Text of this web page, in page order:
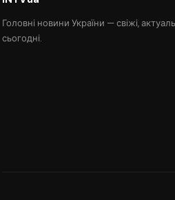
Головні новини України — свіжі,
сьогодні.